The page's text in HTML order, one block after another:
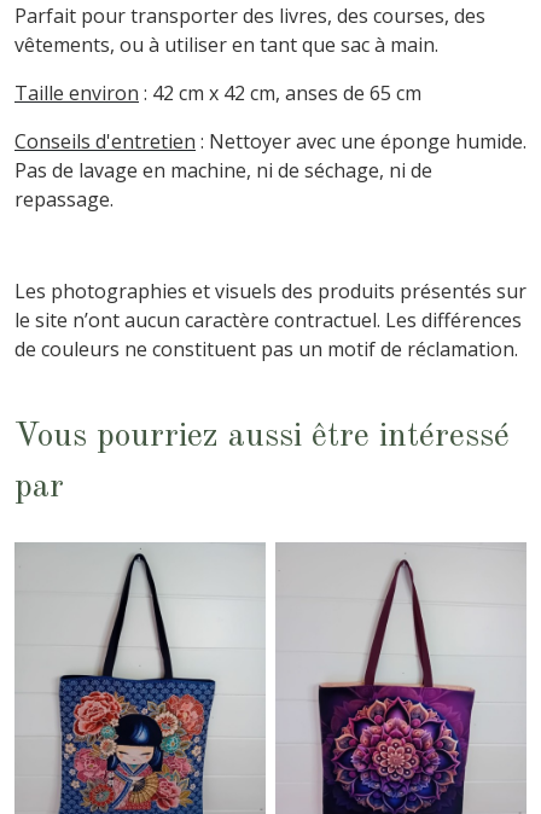
Parfait pour transporter des livres, des courses, des
vêtements, ou à utiliser en tant que sac à main.
Taille environ : 42 cm x 42 cm, anses de 65 cm
Conseils d'entretien : Nettoyer avec une éponge humide.
Pas de lavage en machine, ni de séchage, ni de
repassage.
Les photographies et visuels des produits présentés sur
le site n’ont aucun caractère contractuel. Les différences
de couleurs ne constituent pas un motif de réclamation.
Vous pourriez aussi être intéressé
par